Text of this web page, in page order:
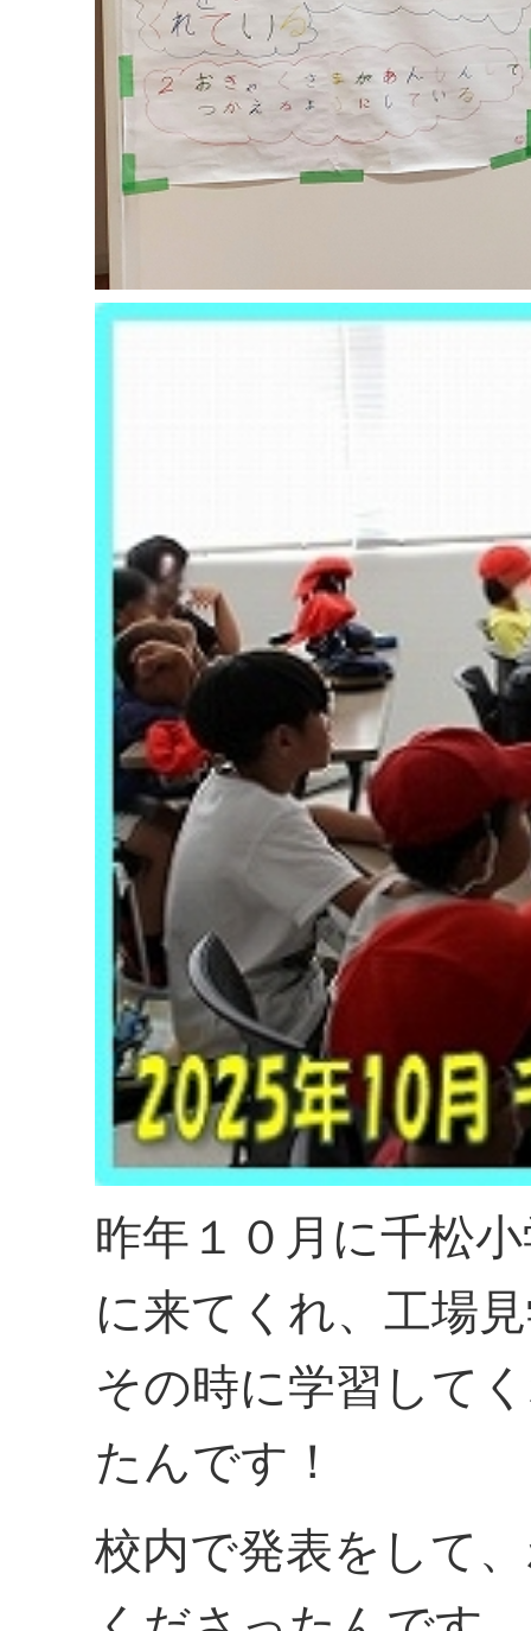
昨年１０月に千松
に来てくれ、工場
その時に学習して
たんです！
校内で発表をして